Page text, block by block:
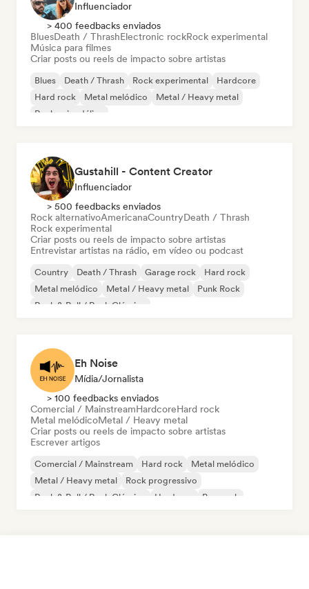
Influenciador
> 400 feedbacks enviados
BluesDeath / ThrashElectronic rockRock experimental
Música para filmes
Criar posts ou reels de impacto sobre artistas
Blues Death / Thrash Rock experimental
Hardcore
Hard rock
Metal melódico
Metal / Heavy metal
Rock psicodélico
Gustahill - Content Creator
Influenciador
> 500 feedbacks enviados
Rock alternativoAmericanaCountryDeath / Thrash
Rock experimental
Criar posts ou reels de impacto sobre artistas
Entrevistar artistas na rádio, em vídeo ou podcast
Country Death / Thrash Garage rock
Hard rock
Metal melódico
Metal / Heavy metal
Punk Rock
Rock & Roll / Rock Clássico
Eh Noise
Mídia/Jornalista
> 100 feedbacks enviados
Comercial / MainstreamHardcoreHard rock
Metal melódicoMetal / Heavy metal
Criar posts ou reels de impacto sobre artistas
Escrever artigos
Comercial / Mainstream Hard rock
Metal melódico
Metal / Heavy metal
Rock progressivo
Rock & Roll / Rock Clássico
Hardcore Pop rock